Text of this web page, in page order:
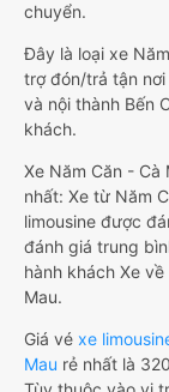
chuyển.
Đây là loại xe
trợ đón/trả tận nơi
và nội thành Bến
khách.
Xe Năm Căn - Cà
nhất: Xe từ Năm
limousine được
đánh giá trung
hành khách Xe
Mau.
Giá vé xe
Mau rẻ nhất là